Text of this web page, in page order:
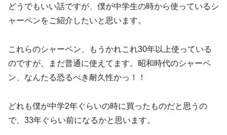
どうでもいい話ですが、僕が中学生の時から使っているシ
ャーペンをご紹介したいと思います。
これらのシャーペン、もうかれこれ30年以上使っている
のですが、まだ普通に使えてます。昭和時代のシャーペ
ン、なんたる恐るべき耐久性かっ！！
どれも僕が中学2年ぐらいの時に買ったものだと思うの
で、33年ぐらい前になるかと思います。